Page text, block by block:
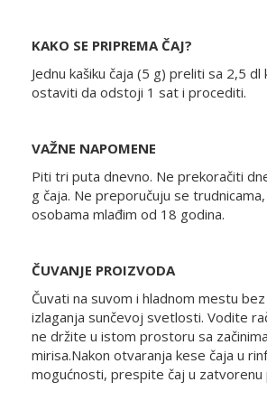
KAKO SE PRIPREMA ČAJ?
Jednu kašiku čaja (5 g) preliti sa 2,5 dl
ostaviti da odstoji 1 sat i procediti.
VAŽNE NAPOMENE
Piti tri puta dnevno. Ne prekoračiti
g čaja. Ne preporučuju se
osobama mlađim od 18 godina.
ČUVANJE PROIZVODA
Čuvati na suvom i hladnom mestu
izlaganja sunčevoj svetlosti. Vodite
ne držite u istom prostoru sa
mirisa.Nakon otvaranja kese čaja u
mogućnosti, prespite čaj u zatvorenu